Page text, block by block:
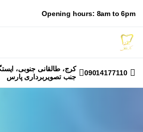
Opening hours: 8am to 6pm
09014177110
کرج، طالقانی جنوبی،
جنب تصویربرداری پارس